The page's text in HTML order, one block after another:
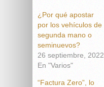
¿Por qué apostar
por los vehículos de
segunda mano o
seminuevos?
26 septiembre, 2022
En "Varios"
“Factura Zero”, lo